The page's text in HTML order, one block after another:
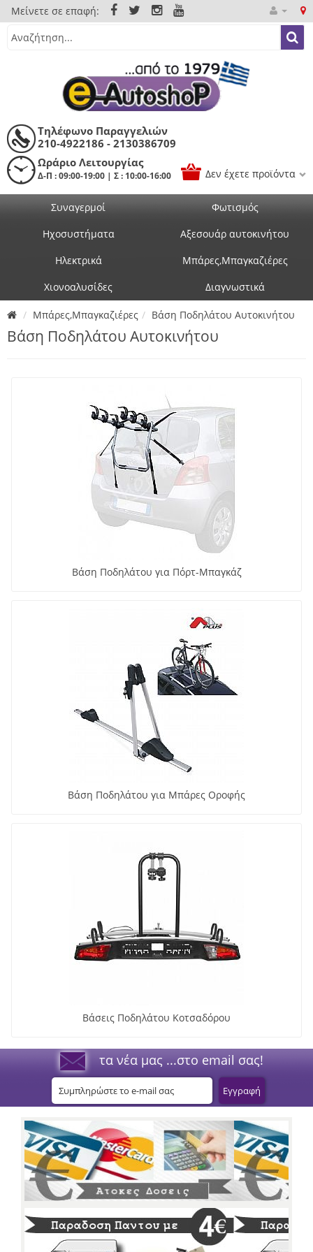
Μείνετε σε επαφή:
Τηλέφωνο Παραγγελιών
210-4922186 - 2130386709
Ωράριο Λειτουργίας
Δ-Π : 09:00-19:00 | Σ : 10:00-16:00 Δεν έχετε προϊόντα
Συναγερμοί
Φωτισμός
Ηχοσυστήματα
Αξεσουάρ αυτοκινήτου
Ηλεκτρικά
Μπάρες,Μπαγκαζιέρες
Χιονοαλυσίδες
Διαγνωστικά
Μπάρες,Μπαγκαζιέρες Βάση Ποδηλάτου Αυτοκινήτου
Βάση Ποδηλάτου Αυτοκινήτου
Βάση Ποδηλάτου για Πόρτ-Μπαγκάζ
Βάση Ποδηλάτου για Μπάρες Οροφής
Βάσεις Ποδηλάτου Κοτσαδόρου
τα νέα μας ...στο email σας!